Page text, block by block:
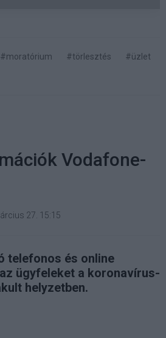
#moratórium #törlesztés
#üzlet
Vodafone-
27. 15:15
telefonos és online
ügyfeleket a koronavírus-
helyzetben.